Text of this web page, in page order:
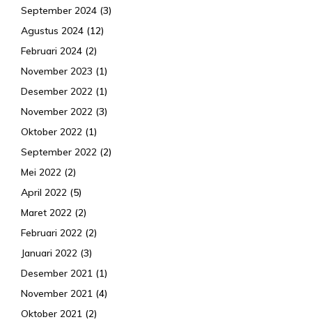
September 2024 (3)
Agustus 2024 (12)
Februari 2024 (2)
November 2023 (1)
Desember 2022 (1)
November 2022 (3)
Oktober 2022 (1)
September 2022 (2)
Mei 2022 (2)
April 2022 (5)
Maret 2022 (2)
Februari 2022 (2)
Januari 2022 (3)
Desember 2021 (1)
November 2021 (4)
Oktober 2021 (2)